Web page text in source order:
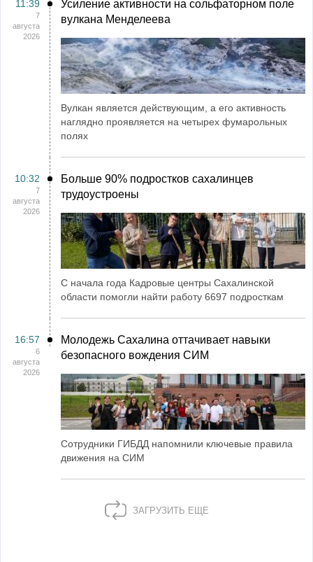
11:39
7
августа
2026
Усиление активности на сольфаторном поле
вулкана Менделеева
Вулкан является действующим, а его активность
наглядно проявляется на четырех фумарольных
полях
10:32
7
августа
2026
Больше 90% подростков сахалинцев
трудоустроены
С начала года Кадровые центры Сахалинской
области помогли найти работу 6697 подросткам
16:57
6
августа
2026
Молодежь Сахалина оттачивает навыки
безопасного вождения СИМ
Сотрудники ГИБДД напомнили ключевые правила
движения на СИМ
ЗАГРУЗИТЬ ЕЩЕ